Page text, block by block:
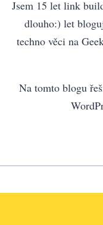
Jsem 15 let link
dlouho:) let
techno věci na
Na tomto blogu